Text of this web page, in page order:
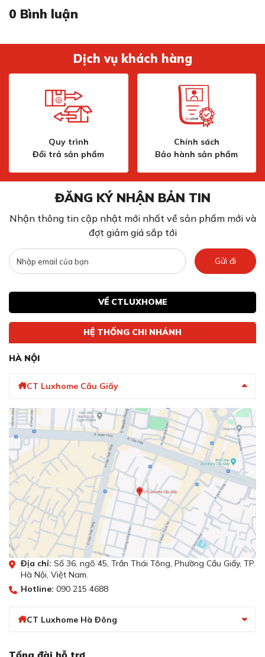
0 Bình luận
Dịch vụ khách hàng
Quy trình
Đổi trả sản phẩm
Chính sách
Bảo hành sản phẩm
ĐĂNG KÝ NHẬN BẢN TIN
Nhận thông tin cập nhật mới nhất về sản phẩm mới và
đợt giảm giá sắp tới
Gửi đi
VỀ CTLUXHOME
HỆ THỐNG CHI NHÁNH
HÀ NỘI
CT Luxhome Cầu Giấy
Địa chỉ: Số 36, ngõ 45, Trần Thái Tông, Phường Cầu Giấy, TP.
Hà Nội, Việt Nam.
Hotline: 090 215 4688
CT Luxhome Hà Đông